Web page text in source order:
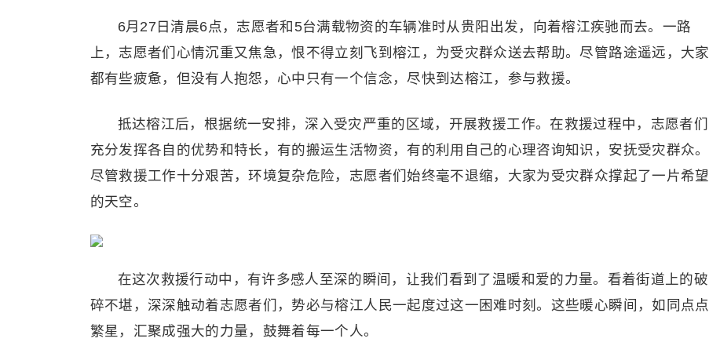
6月27日清晨6点，志愿者和5台满载物资的车辆准时从贵阳出发，向着榕江疾驰而去。一路
上，志愿者们心情沉重又焦急，恨不得立刻飞到榕江，为受灾群众送去帮助。尽管路途遥远，大家
都有些疲惫，但没有人抱怨，心中只有一个信念，尽快到达榕江，参与救援。
抵达榕江后，根据统一安排，深入受灾严重的区域，开展救援工作。在救援过程中，志愿者们
充分发挥各自的优势和特长，有的搬运生活物资，有的利用自己的心理咨询知识，安抚受灾群众。
尽管救援工作十分艰苦，环境复杂危险，志愿者们始终毫不退缩，大家为受灾群众撑起了一片希望
的天空。
在这次救援行动中，有许多感人至深的瞬间，让我们看到了温暖和爱的力量。看着街道上的破
碎不堪，深深触动着志愿者们，势必与榕江人民一起度过这一困难时刻。这些暖心瞬间，如同点点
繁星，汇聚成强大的力量，鼓舞着每一个人。